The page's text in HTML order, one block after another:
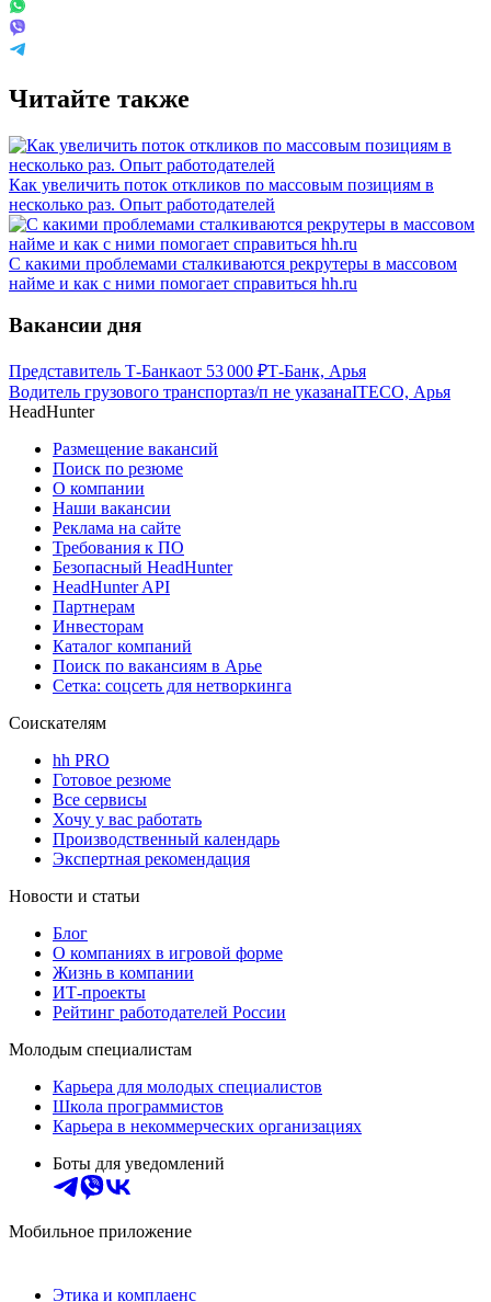
Читайте также
Как увеличить поток откликов по массовым позициям в
несколько раз. Опыт работодателей
С какими проблемами сталкиваются рекрутеры в массовом
найме и как с ними помогает справиться hh.ru
Вакансии дня
Представитель Т-Банкаот 53 000 ₽Т-Банк, Арья
Водитель грузового транспортаз/п не указанаITECO, Арья
HeadHunter
Размещение вакансий
Поиск по резюме
О компании
Наши вакансии
Реклама на сайте
Требования к ПО
Безопасный HeadHunter
HeadHunter API
Партнерам
Инвесторам
Каталог компаний
Поиск по вакансиям в Арье
Сетка: соцсеть для нетворкинга
Соискателям
hh PRO
Готовое резюме
Все сервисы
Хочу у вас работать
Производственный календарь
Экспертная рекомендация
Новости и статьи
Блог
О компаниях в игровой форме
Жизнь в компании
ИТ-проекты
Рейтинг работодателей России
Молодым специалистам
Карьера для молодых специалистов
Школа программистов
Карьера в некоммерческих организациях
Боты для уведомлений
Мобильное приложение
Этика и комплаенс